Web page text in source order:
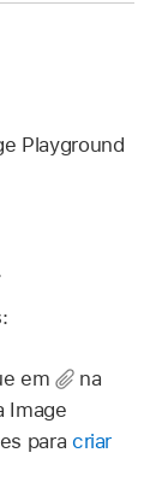
Playground
em
na
Image
para criar